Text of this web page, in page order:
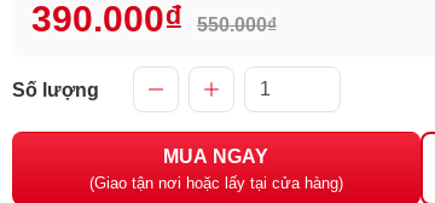
390.000₫ 550.000₫
Số lượng
MUA NGAY
(Giao tận nơi hoặc lấy tại cửa hàng)